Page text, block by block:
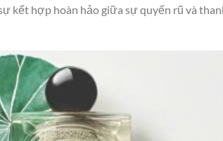
kết hợp hoàn hảo giữa sự quyến rũ và